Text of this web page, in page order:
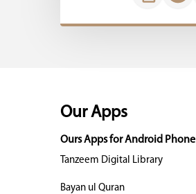
Our Apps
Ours Apps for Android Phone
Tanzeem Digital Library
Bayan ul Quran